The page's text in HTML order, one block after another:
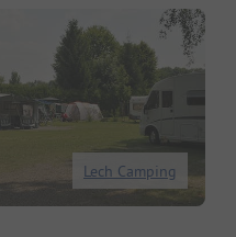
Lech Camping